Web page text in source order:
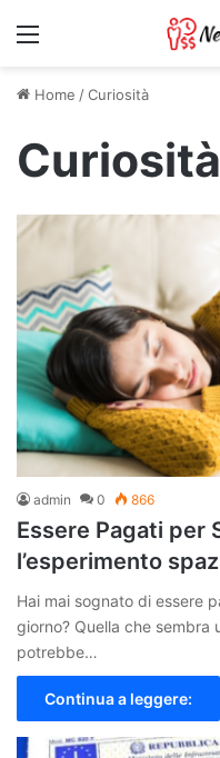
Menu
Home /Curiosità
Curiosità
admin 0 866
Essere Pagati per
l’esperimento
Hai mai sognato di essere
giorno? Quella che sembra
potrebbe…
Continua a leggere: